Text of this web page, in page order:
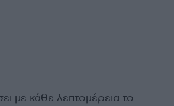
με κάθε λεπτομέρεια το